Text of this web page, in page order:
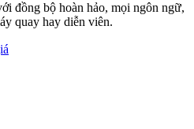
đồng bộ hoàn hảo, mọi ngôn ngữ,
quay hay diễn viên.